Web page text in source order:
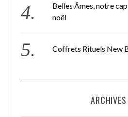
Belles Âmes, notre
noël
Coffrets Rituels New
ARCHIVES